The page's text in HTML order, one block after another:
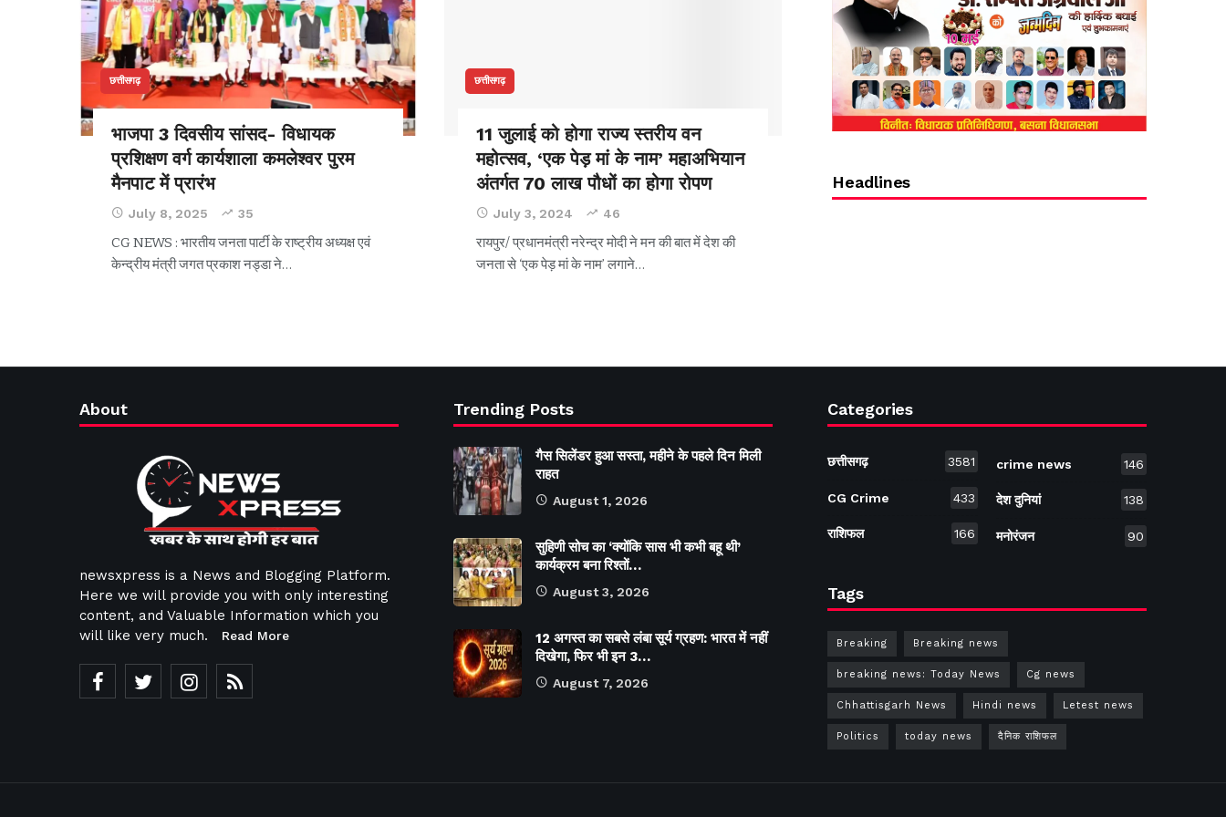
छत्तीसगढ़
भाजपा 3 दिवसीय सांसद- विधायक
प्रशिक्षण वर्ग कार्यशाला कमलेश्वर पुरम
मैनपाट में प्रारंभ
July 8, 2025 35
CG NEWS : भारतीय जनता पार्टी के राष्ट्रीय अध्यक्ष एवं
केन्द्रीय मंत्री जगत प्रकाश नड्डा ने…
छत्तीसगढ़
11 जुलाई को होगा राज्य स्तरीय वन
महोत्सव, ‘एक पेड़ मां के नाम’ महाअभियान
अंतर्गत 70 लाख पौधों का होगा रोपण
July 3, 2024 46
रायपुर/ प्रधानमंत्री नरेन्द्र मोदी ने मन की बात में देश की
जनता से ‘एक पेड़ मां के नाम’ लगाने…
Headlines
About
newsxpress is a News and Blogging Platform.
Here we will provide you with only interesting
content, and Valuable Information which you
will like very much.
Read More
Trending Posts
गैस सिलेंडर हुआ सस्ता, महीने के पहले दिन मिली
राहत
August 1, 2026
सुहिणी सोच का ‘क्योंकि सास भी कभी बहू थी’
कार्यक्रम बना रिश्तों…
August 3, 2026
12 अगस्त का सबसे लंबा सूर्य ग्रहण: भारत में नहीं
दिखेगा, फिर भी इन 3…
August 7, 2026
Categories
छत्तीसगढ़ 3581
CG Crime 433
राशिफल 166
crime news 146
देश दुनियां 138
मनोरंजन 90
Tags
Breaking Breaking news
breaking news: Today News Cg news
Chhattisgarh News Hindi news Letest news
Politics today news दैनिक राशिफल